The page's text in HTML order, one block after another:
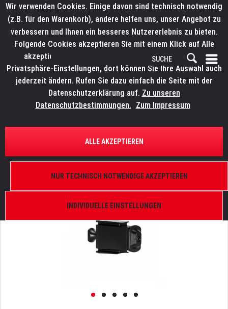
ÜBERSICHT BLINDER, STROBES UND EFFEKTE
ELATION SOL I Blinder
Wir verwenden Cookies. Einige davon sind technisch notwendig
(z.B. für den Warenkorb), andere helfen uns, unser Angebot zu
verbessern und Ihnen ein besseres Nutzererlebnis zu bieten.
Folgende Cookies akzeptieren Sie mit einem Klick auf Alle
akzeptieren. Weitere Informationen finden Sie in den
Privatsphäre-Einstellungen, dort können Sie Ihre Auswahl auch
jederzeit ändern. Rufen Sie dazu einfach die Seite mit der
Datenschutzerklärung auf. Zu unseren
Datenschutzbestimmungen. Zum Impressum
INDIVIDUELLE EINSTELLUNGEN
NUR TECHNISCH NOTWENDIGE AKZEPTIEREN
ALLE AKZEPTIEREN